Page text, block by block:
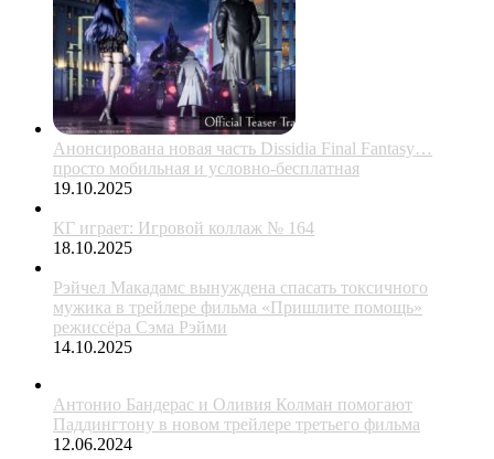
Анонсирована новая часть Dissidia Final Fantasy…
просто мобильная и условно-бесплатная
19.10.2025
КГ играет: Игровой коллаж № 164
18.10.2025
Рэйчел Макадамс вынуждена спасать токсичного
мужика в трейлере фильма «Пришлите помощь»
режиссёра Сэма Рэйми
14.10.2025
Антонио Бандерас и Оливия Колман помогают
Паддингтону в новом трейлере третьего фильма
12.06.2024